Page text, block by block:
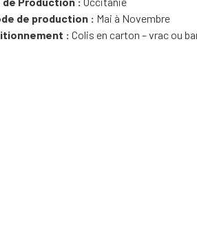
de production : Mai à Novembre
: Colis en carton – vrac ou